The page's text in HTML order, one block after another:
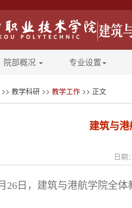
院部概况 专业设置
>> 教学科研 >> 教学工作 >> 正文
建筑与
日期
26日，建筑与港航学院全